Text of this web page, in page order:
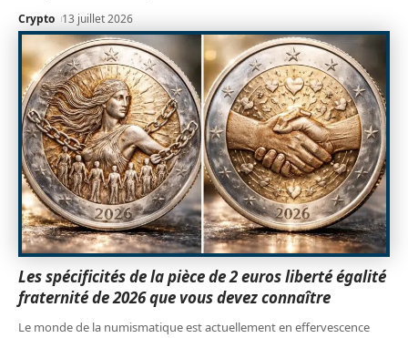
Crypto 13 juillet 2026
Les spécificités de la pièce de 2 euros liberté égalité
fraternité de 2026 que vous devez connaître
Le monde de la numismatique est actuellement en effervescence